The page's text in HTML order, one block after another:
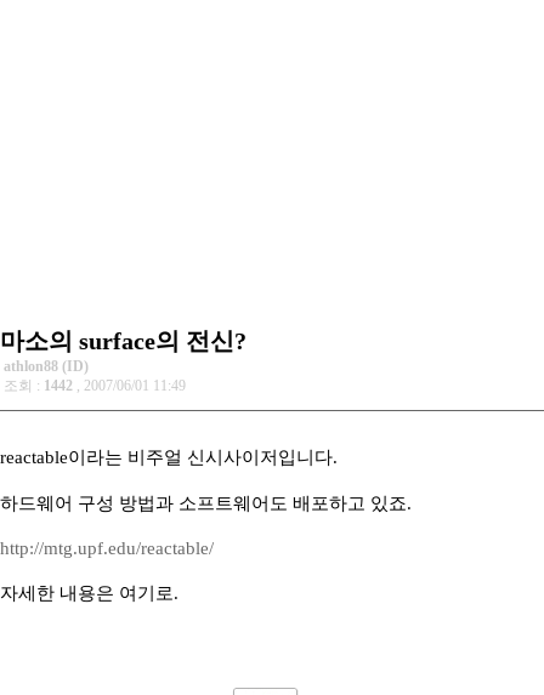
마소의 surface의 전신?
athlon88 (ID)
조회 : 1442 , 2007/06/01 11:49
reactable이라는 비주얼 신시사이저입니다.
하드웨어 구성 방법과 소프트웨어도 배포하고 있죠.
http://mtg.upf.edu/reactable/
자세한 내용은 여기로.